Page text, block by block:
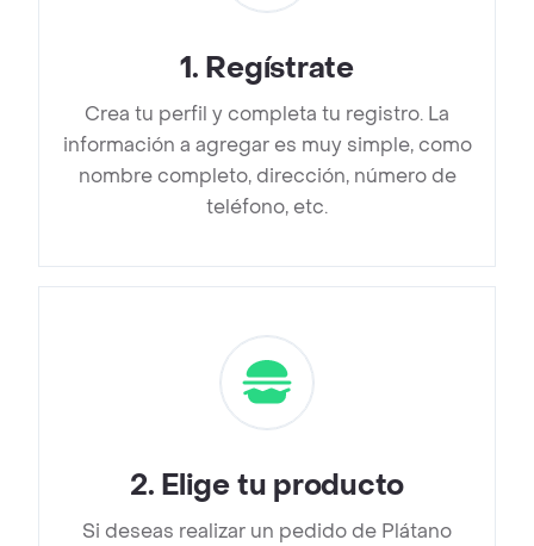
1. Regístrate
Crea tu perfil y completa tu registro. La
información a agregar es muy simple, como
nombre completo, dirección, número de
teléfono, etc.
2. Elige tu producto
Si deseas realizar un pedido de Plátano